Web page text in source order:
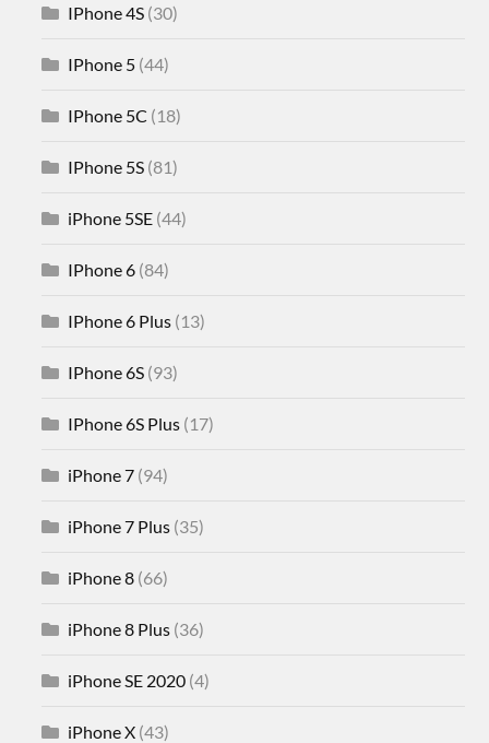
IPhone 4S (30)
IPhone 5 (44)
IPhone 5C (18)
IPhone 5S (81)
iPhone 5SE (44)
IPhone 6 (84)
IPhone 6 Plus (13)
IPhone 6S (93)
IPhone 6S Plus (17)
iPhone 7 (94)
iPhone 7 Plus (35)
iPhone 8 (66)
iPhone 8 Plus (36)
iPhone SE 2020 (4)
iPhone X (43)